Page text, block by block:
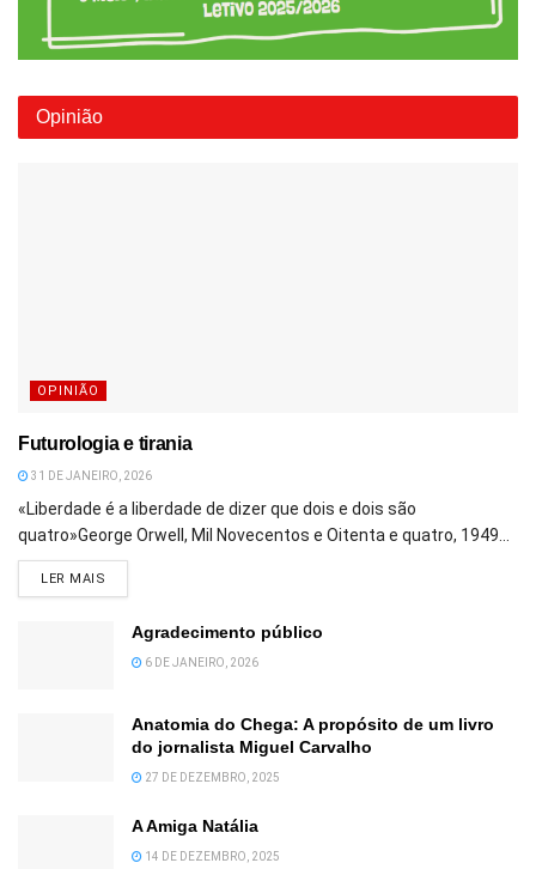
Opinião
OPINIÃO
Futurologia e tirania
31 DE JANEIRO, 2026
«Liberdade é a liberdade de dizer que dois e dois são
quatro»George Orwell, Mil Novecentos e Oitenta e quatro, 1949...
LER MAIS
Agradecimento público
6 DE JANEIRO, 2026
Anatomia do Chega: A propósito de um livro
do jornalista Miguel Carvalho
27 DE DEZEMBRO, 2025
A Amiga Natália
14 DE DEZEMBRO, 2025